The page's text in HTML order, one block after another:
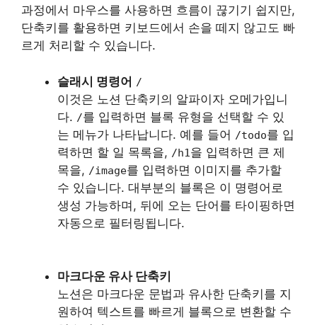
과정에서 마우스를 사용하면 흐름이 끊기기 쉽지만,
단축키를 활용하면 키보드에서 손을 떼지 않고도 빠
르게 처리할 수 있습니다.
슬래시 명령어 /
이것은 노션 단축키의 알파이자 오메가입니
다. /를 입력하면 블록 유형을 선택할 수 있
는 메뉴가 나타납니다. 예를 들어 /todo를 입
력하면 할 일 목록을, /h1 을 입력하면 큰 제
목을, /image를 입력하면 이미지를 추가할
수 있습니다. 대부분의 블록은 이 명령어로
생성 가능하며, 뒤에 오는 단어를 타이핑하면
자동으로 필터링됩니다.
마크다운 유사 단축키
노션은 마크다운 문법과 유사한 단축키를 지
원하여 텍스트를 빠르게 블록으로 변환할 수